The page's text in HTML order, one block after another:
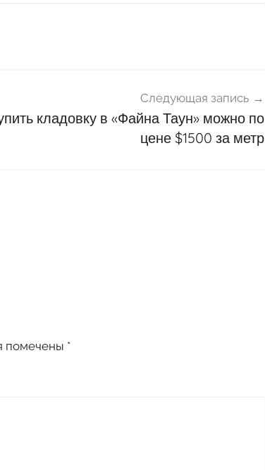
Следующая запись
кладовку в «Файна Таун» можно по
цене $1500 за метр
помечены *